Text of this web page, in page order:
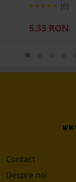
(6)
5.33 RON
Contact
Despre noi